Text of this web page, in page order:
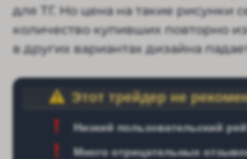
для ТГ. Но цена на такие рисунки
количество купивших повторно
в других вариантах дизайна
Этот трейдер не
Низкий пользовательский
Много отрицательных